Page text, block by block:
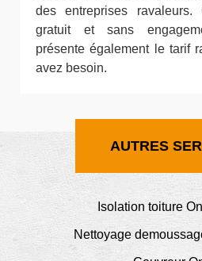
des entreprises ravaleurs.
gratuit et sans
présente également le tarif
avez besoin.
AUTRES
Isolation toiture
Nettoyage